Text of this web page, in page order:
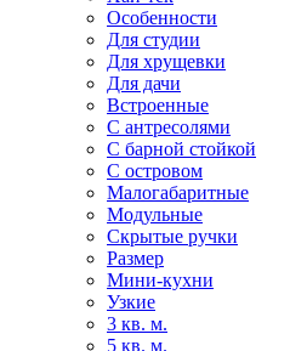
Особенности
Для студии
Для хрущевки
Для дачи
Встроенные
С антресолями
С барной стойкой
С островом
Малогабаритные
Модульные
Скрытые ручки
Размер
Мини-кухни
Узкие
3 кв. м.
5 кв. м.